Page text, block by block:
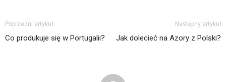
Poprzedni artykuł
Co produkuje się w Portugalii?
Następny artykuł
Jak dolecieć na Azory z Polski?